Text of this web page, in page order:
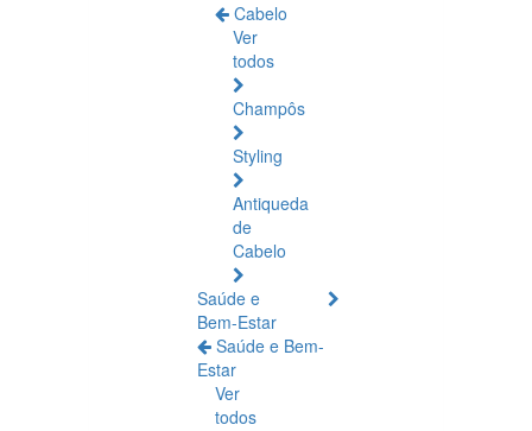
Cabelo
Ver
todos
Champôs
Styling
Antiqueda
de
Cabelo
Saúde e
Bem-Estar
Saúde e Bem-
Estar
Ver
todos